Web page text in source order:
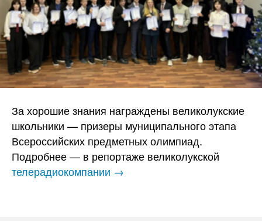
За хорошие знания награждены великолукские
школьники — призеры муниципального этапа
Всероссийских предметных олимпиад.
Подробнее — в репортаже великолукской
телерадиокомпании →